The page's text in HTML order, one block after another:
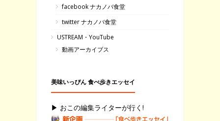
facebook ナカノバ食堂
twitter ナカノバ食堂
USTREAM・YouTube
動画アーカイブス
美味いっぴん 食べ歩きエッセイ
▶ おこの編集ライターが行く!